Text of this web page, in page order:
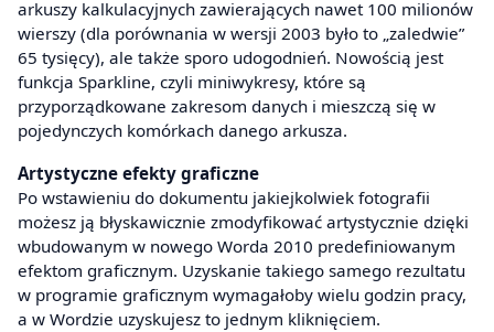
arkuszy kalkulacyjnych zawierających nawet 100 milionów
wierszy (dla porównania w wersji 2003 było to „zaledwie”
65 tysięcy), ale także sporo udogodnień. Nowością jest
funkcja Sparkline, czyli miniwykresy, które są
przyporządkowane zakresom danych i mieszczą się w
pojedynczych komórkach danego arkusza.
Artystyczne efekty graficzne
Po wstawieniu do dokumentu jakiejkolwiek fotografii
możesz ją błyskawicznie zmodyfikować artystycznie dzięki
wbudowanym w nowego Worda 2010 predefiniowanym
efektom graficznym. Uzyskanie takiego samego rezultatu
w programie graficznym wymagałoby wielu godzin pracy,
a w Wordzie uzyskujesz to jednym kliknięciem.